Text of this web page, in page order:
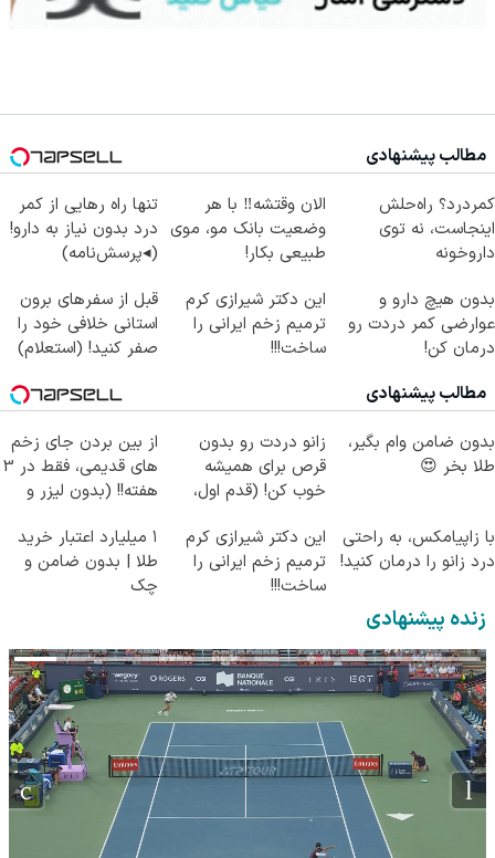
مطالب پیشنهادی
کمردرد؟ راه‌حلش
اینجاست، نه توی
داروخونه
الان وقتشه‼️ با هر
وضعیت بانک مو، موی
طبیعی بکار!
تنها راه رهایی از کمر
درد بدون نیاز به دارو!
(◂پرسش‌نامه)
بدون هیچ دارو و
عوارضی کمر دردت رو
درمان کن!
این دکتر شیرازی کرم
ترمیم زخم ایرانی را
ساخت!!!
قبل از سفرهای برون
استانی خلافی خود را
صفر کنید! (استعلام)
مطالب پیشنهادی
بدون ضامن وام بگیر،
طلا بخر 😍
زانو دردت رو بدون
قرص برای همیشه
خوب کن! (قدم اول،
از بین بردن جای زخم
های قدیمی، فقط در 3
هفته!! (بدون لیزر و
با زاپیامکس، به راحتی
درد زانو را درمان کنید!
این دکتر شیرازی کرم
ترمیم زخم ایرانی را
ساخت!!!
۱ میلیارد اعتبار خرید
طلا | بدون ضامن و
چک
زنده پیشنهادی